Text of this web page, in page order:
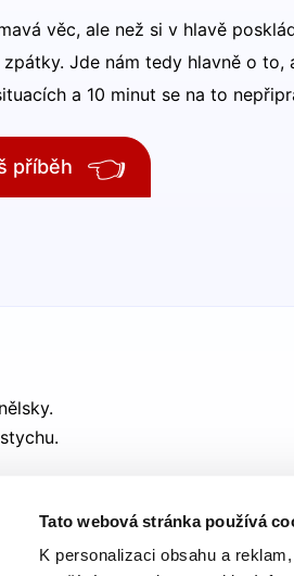
Tato webová stránka používá
K personalizaci obsahu a
věc, ale než si v hlavě
Jde nám tedy hlavně o
a 10 minut se na to
příběh 👈